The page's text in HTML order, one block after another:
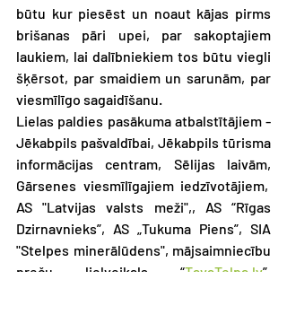
būtu kur piesēst un noaut kājas pirms
brišanas pāri upei, par sakoptajiem
laukiem, lai dalībniekiem tos būtu viegli
šķērsot, par smaidiem un sarunām, par
viesmīlīgo sagaidīšanu.
Lielas paldies pasākuma atbalstītājiem -
Jēkabpils pašvaldībai, Jēkabpils tūrisma
informācijas centram, Sēlijas laivām,
Gārsenes viesmīlīgajiem iedzīvotājiem,
AS "Latvijas valsts meži",, AS “Rīgas
Dzirnavnieks”, AS „Tukuma Piens”, SIA
"Stelpes minerālūdens", mājsaimniecību
preču lielveikals “TavaTelpa.lv”,